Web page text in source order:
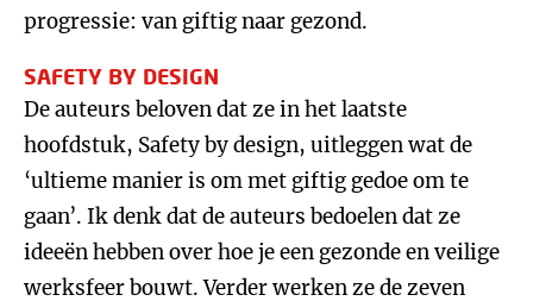
progressie: van giftig naar gezond.
SAFETY BY DESIGN
De auteurs beloven dat ze in het laatste
hoofdstuk, Safety by design, uitleggen wat de
‘ultieme manier is om met giftig gedoe om te
gaan’. Ik denk dat de auteurs bedoelen dat ze
ideeën hebben over hoe je een gezonde en veilige
werksfeer bouwt. Verder werken ze de zeven